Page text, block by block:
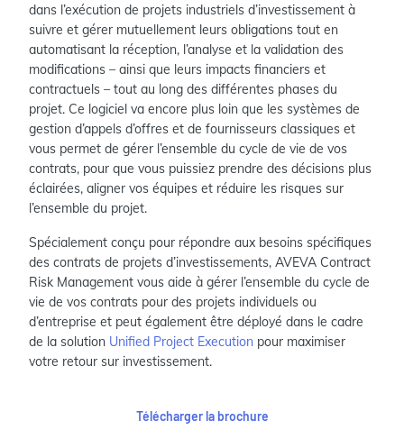
dans l’exécution de projets industriels d’investissement à
suivre et gérer mutuellement leurs obligations tout en
automatisant la réception, l’analyse et la validation des
modifications – ainsi que leurs impacts financiers et
contractuels – tout au long des différentes phases du
projet. Ce logiciel va encore plus loin que les systèmes de
gestion d’appels d’offres et de fournisseurs classiques et
vous permet de gérer l’ensemble du cycle de vie de vos
contrats, pour que vous puissiez prendre des décisions plus
éclairées, aligner vos équipes et réduire les risques sur
l’ensemble du projet.
Spécialement conçu pour répondre aux besoins spécifiques
des contrats de projets d’investissements, AVEVA Contract
Risk Management vous aide à gérer l’ensemble du cycle de
vie de vos contrats pour des projets individuels ou
d’entreprise et peut également être déployé dans le cadre
de la solution Unified Project Execution pour maximiser
votre retour sur investissement.
Télécharger la brochure